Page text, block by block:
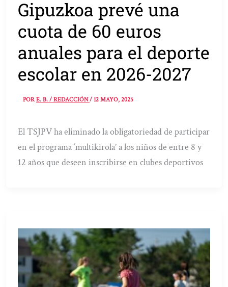
Gipuzkoa prevé una
cuota de 60 euros
anuales para el deporte
escolar en 2026-2027
PORE. B. / REDACCIÓN/12 MAYO, 2025
El TSJPV ha eliminado la obligatoriedad de participar
en el programa ‘multikirola’ a los niños de entre 8 y
12 años que deseen inscribirse en clubes deportivos